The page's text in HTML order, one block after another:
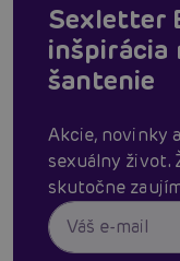
Sexletter
inšpirácia
šantenie
Akcie, novinky
sexuálny život.
skutočne